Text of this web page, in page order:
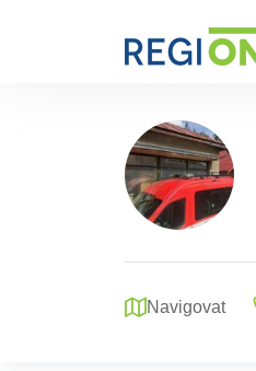
Navigovat